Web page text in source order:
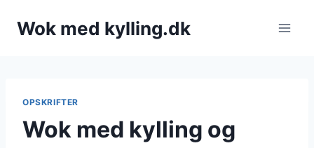
Wok med kylling.dk
OPSKRIFTER
Wok med kylling og